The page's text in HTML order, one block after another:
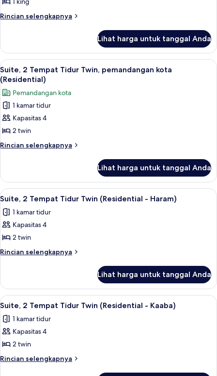
1
King
(Residential
-
Kaaba)
Rincian selengkapnya
Rincian
Suite,
Tempat
Tidur
King
(Residential
Kaaba)
Lihat harga untuk tanggal Anda
Lihat
semua
foto
untuk
Suite,
2
Tempat
Tidur
kota
(Residential)
Seprai antialergi, tempat tidur
16
Suite, 2 Tempat Tidur Twin, pemandangan kota
(Residential)
Pemandangan kota
1 kamar tidur
Kapasitas 4
2 twin
Rincian selengkapnya
Rincian
Suite,
Tempat
Twin,
pemandangan
(Residential)
Lihat harga untuk tanggal Anda
Lihat
semua
foto
untuk
Suite,
2
Twin
(Residential
-
Haram)
Seprai antialergi, tempat tidur
14
Suite, 2 Tempat Tidur Twin (Residential - Haram)
1 kamar tidur
Kapasitas 4
2 twin
Rincian selengkapnya
Rincian
Suite,
Tempat
Twin
(Residential
Haram)
Lihat harga untuk tanggal Anda
Lihat
semua
foto
untuk
Suite,
2
Seprai antialergi, tempat tidur
17
Suite, 2 Tempat Tidur Twin (Residential - Kaaba)
1 kamar tidur
Kapasitas 4
2 twin
Rincian selengkapnya
Rincian